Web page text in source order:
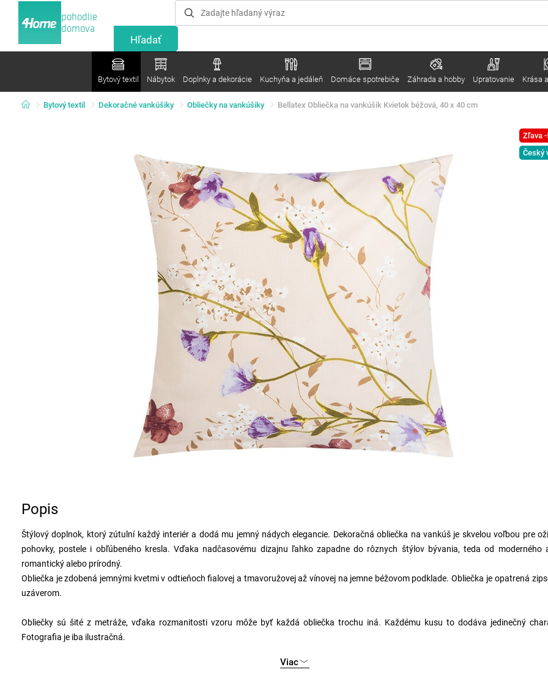
pohodlie
domova
Bytový textil Nábytok Doplnky a dekorácie Kuchyňa a jedáleň Domáce spotrebiče Záhrada a hobby Upratovanie Krása
Bytový textil Dekoračné vankúšiky Obliečky na vankúšiky Bellatex Obliečka na vankúšik Kvietok béžová, 40 x 40 cm
Zľava -
Český
Popis
Štýlový doplnok, ktorý zútulní každý interiér a dodá mu jemný nádych elegancie. Dekoračná obliečka na vankúš je skvelou voľbou pre
pohovky, postele i obľúbeného kresla. Vďaka nadčasovému dizajnu ľahko zapadne do rôznych štýlov bývania, teda od moderného
romantický alebo prírodný.
Obliečka je zdobená jemnými kvetmi v odtieňoch fialovej a tmavoružovej až vínovej na jemne béžovom podklade. Obliečka je opatrená
uzáverom.
Obliečky sú šité z metráže, vďaka rozmanitosti vzoru môže byť každá obliečka trochu iná. Každému kusu to dodáva jedinečný
Fotografia je iba ilustračná.
Viac